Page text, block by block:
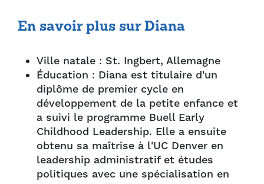
En savoir plus sur Diana
Ville natale : St. Ingbert, Allemagne
Éducation : Diana est titulaire d'un
diplôme de premier cycle en
développement de la petite enfance et
a suivi le programme Buell Early
Childhood Leadership. Elle a ensuite
obtenu sa maîtrise à l'UC Denver en
leadership administratif et études
politiques avec une spécialisation en